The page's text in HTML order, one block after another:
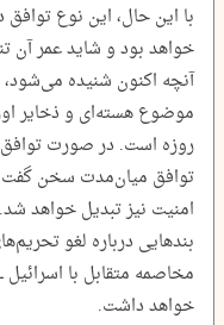
با این حال، این نوع
خواهد بود و شاید عمر آن
آنچه اکنون شنیده می‌شود،
‌روزه است. در صورت
توافق میان‌مدت سخن گفت
امنیت نیز تبدیل خواهد
بندهایی درباره لغو
مخاصمه متقابل با
خواهد داشت.